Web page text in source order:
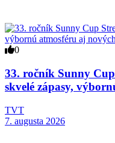
0
33. ročník Sunny
skvelé zápasy,
TVT
7. augusta 2026